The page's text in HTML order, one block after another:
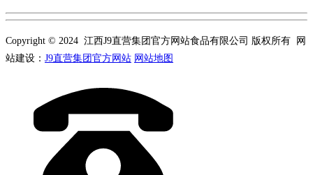
Copyright © 2024 江西J9直营集团官方网站食品有限公司 版权所有 网
站建设： J9直营集团官方网站 网站地图